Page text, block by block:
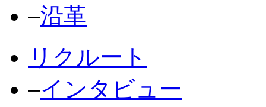
‒沿革
リクルート
‒インタビュー